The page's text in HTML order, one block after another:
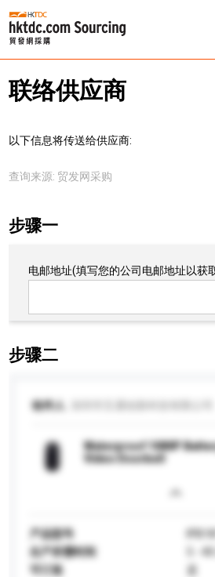
联络供应商
以下信息将传送给供应商:
查询来源: 贸发网采购
步骤一
电邮地址(填写您的公司电邮地址以获
步骤二
收件人
Waterproof 1080P
Video Doorbell
产品型号
IPB187
生产所需时间
5 - 40
可订造
是